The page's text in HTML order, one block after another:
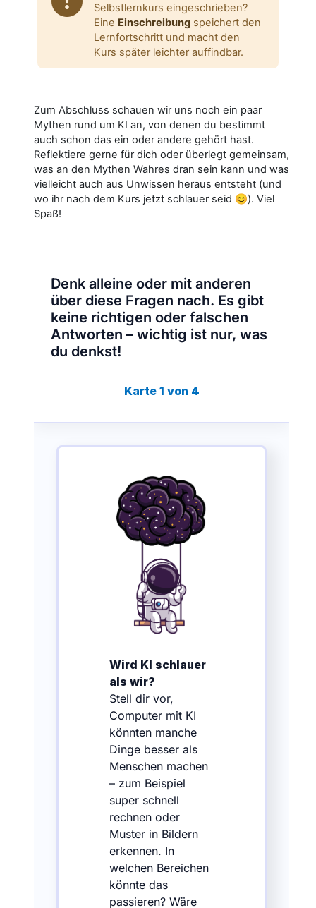
Selbstlernkurs eingeschrieben?
Eine Einschreibung speichert den
Lernfortschritt und macht den
Kurs später leichter auffindbar.
Zum Abschluss schauen wir uns noch ein paar
Mythen rund um KI an, von denen du bestimmt
auch schon das ein oder andere gehört hast.
Reflektiere gerne für dich oder überlegt gemeinsam,
was an den Mythen Wahres dran sein kann und was
vielleicht auch aus Unwissen heraus entsteht (und
wo ihr nach dem Kurs jetzt schlauer seid 😊). Viel
Spaß!